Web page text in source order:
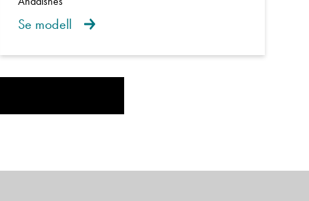
kvalitet og
Se modell